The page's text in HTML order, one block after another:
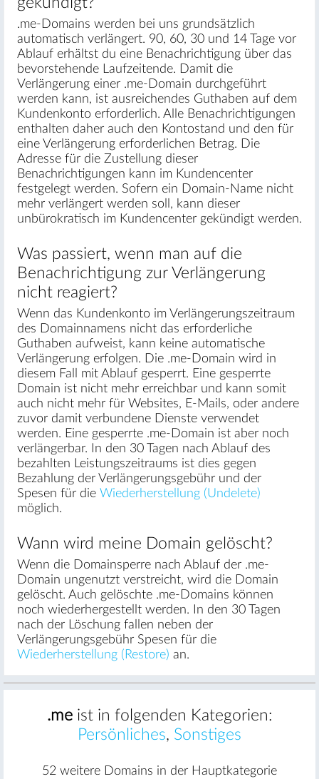
.me-Domains werden bei uns grundsätzlich
automatisch verlängert. 90, 60, 30 und 14 Tage vor
Ablauf erhältst du eine Benachrichtigung über das
bevorstehende Laufzeitende. Damit die
Verlängerung einer .me-Domain durchgeführt
werden kann, ist ausreichendes Guthaben auf dem
Kundenkonto erforderlich. Alle Benachrichtigungen
enthalten daher auch den Kontostand und den für
eine Verlängerung erforderlichen Betrag. Die
Adresse für die Zustellung dieser
Benachrichtigungen kann im Kundencenter
festgelegt werden. Sofern ein Domain-Name nicht
mehr verlängert werden soll, kann dieser
unbürokratisch im Kundencenter gekündigt werden.
Was passiert, wenn man auf die
Benachrichtigung zur Verlängerung
nicht reagiert?
Wenn das Kundenkonto im Verlängerungszeitraum
des Domainnamens nicht das erforderliche
Guthaben aufweist, kann keine automatische
Verlängerung erfolgen. Die .me-Domain wird in
diesem Fall mit Ablauf gesperrt. Eine gesperrte
Domain ist nicht mehr erreichbar und kann somit
auch nicht mehr für Websites, E-Mails, oder andere
zuvor damit verbundene Dienste verwendet
werden. Eine gesperrte .me-Domain ist aber noch
verlängerbar. In den 30 Tagen nach Ablauf des
bezahlten Leistungszeitraums ist dies gegen
Bezahlung der Verlängerungsgebühr und der
Spesen für die Wiederherstellung (Undelete)
möglich.
Wann wird meine Domain gelöscht?
Wenn die Domainsperre nach Ablauf der .me-
Domain ungenutzt verstreicht, wird die Domain
gelöscht. Auch gelöschte .me-Domains können
noch wiederhergestellt werden. In den 30 Tagen
nach der Löschung fallen neben der
Verlängerungsgebühr Spesen für die
Wiederherstellung (Restore) an.
.meist in folgenden Kategorien:
Persönliches, Sonstiges
52 weitere Domains in der Hauptkategorie